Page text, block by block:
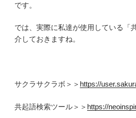
です。
では、実際に私達が使用している「
介しておきますね。
サクラサクラボ＞＞ https://
共起語検索ツール＞＞ https://